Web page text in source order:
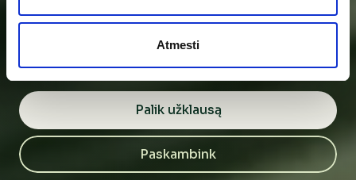
Atmesti
Gyvenimui miesto ritmu. Naujas projektas
Palik užklausą
Paskambink